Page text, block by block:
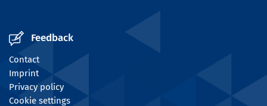
Feedback
Contact
Imprint
Privacy policy
Cookie settings